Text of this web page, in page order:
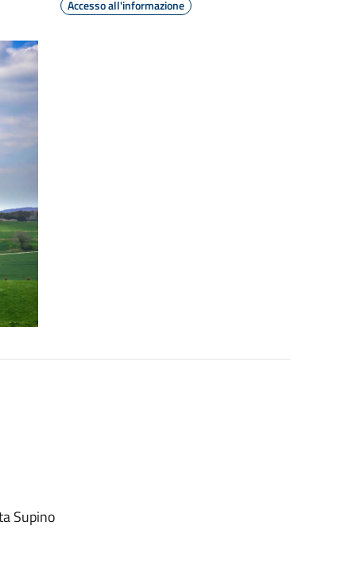
Accesso all'informazione
Supino